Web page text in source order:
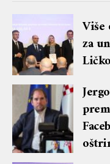
Više
za